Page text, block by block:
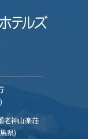
老神山楽荘
県)